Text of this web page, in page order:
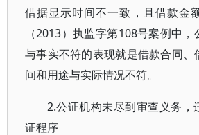
借据显示时间不一致，且借款金
（2013）执监字第108号案例中
与事实不符的表现就是借款合同、
间和用途与实际情况不符。
2.公证机构未尽到审查义务，
证程序